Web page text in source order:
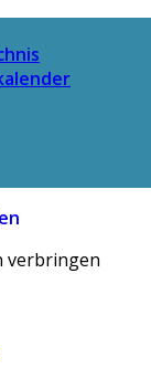
verbringen